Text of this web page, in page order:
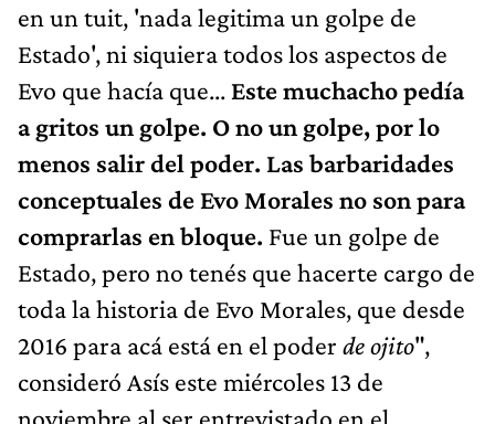
en un tuit, 'nada legitima un golpe de
Estado', ni siquiera todos los aspectos de
Evo que hacía que... Este muchacho pedía
a gritos un golpe. O no un golpe, por lo
menos salir del poder. Las barbaridades
conceptuales de Evo Morales no son para
comprarlas en bloque. Fue un golpe de
Estado, pero no tenés que hacerte cargo de
toda la historia de Evo Morales, que desde
2016 para acá está en el poder de ojito",
consideró Asís este miércoles 13 de
noviembre al ser entrevistado en el